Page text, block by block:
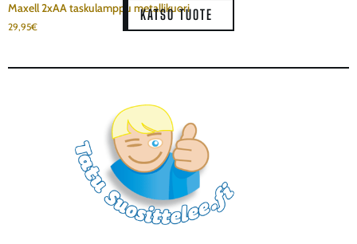
Maxell 2xAA taskulamppu metallikuori
29,95€
KATSO TUOTE